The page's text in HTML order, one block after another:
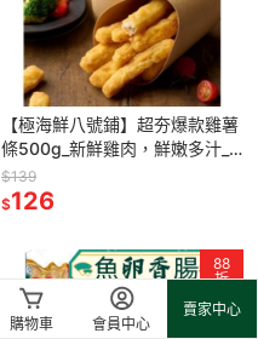
購物車 會員中心
賣家中心
【極海鮮八號鋪】超夯爆款雞薯
條500g_新鮮雞肉，鮮嫩多汁_
金黃酥脆的超涮嘴
$139
$126
88
折